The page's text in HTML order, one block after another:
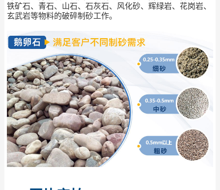
铁矿石、青石、山石、石灰石、风化砂、辉绿岩、花岗岩、
玄武岩等物料的破碎制砂工作。